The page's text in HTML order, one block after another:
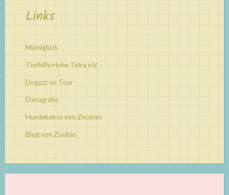
Links
Mamiglück
Tierhilfe Hohe Tatra e.V.
Dogzzz on Tour
Danagrafie
Hundekekse von Zookies
Blog von Zoobio